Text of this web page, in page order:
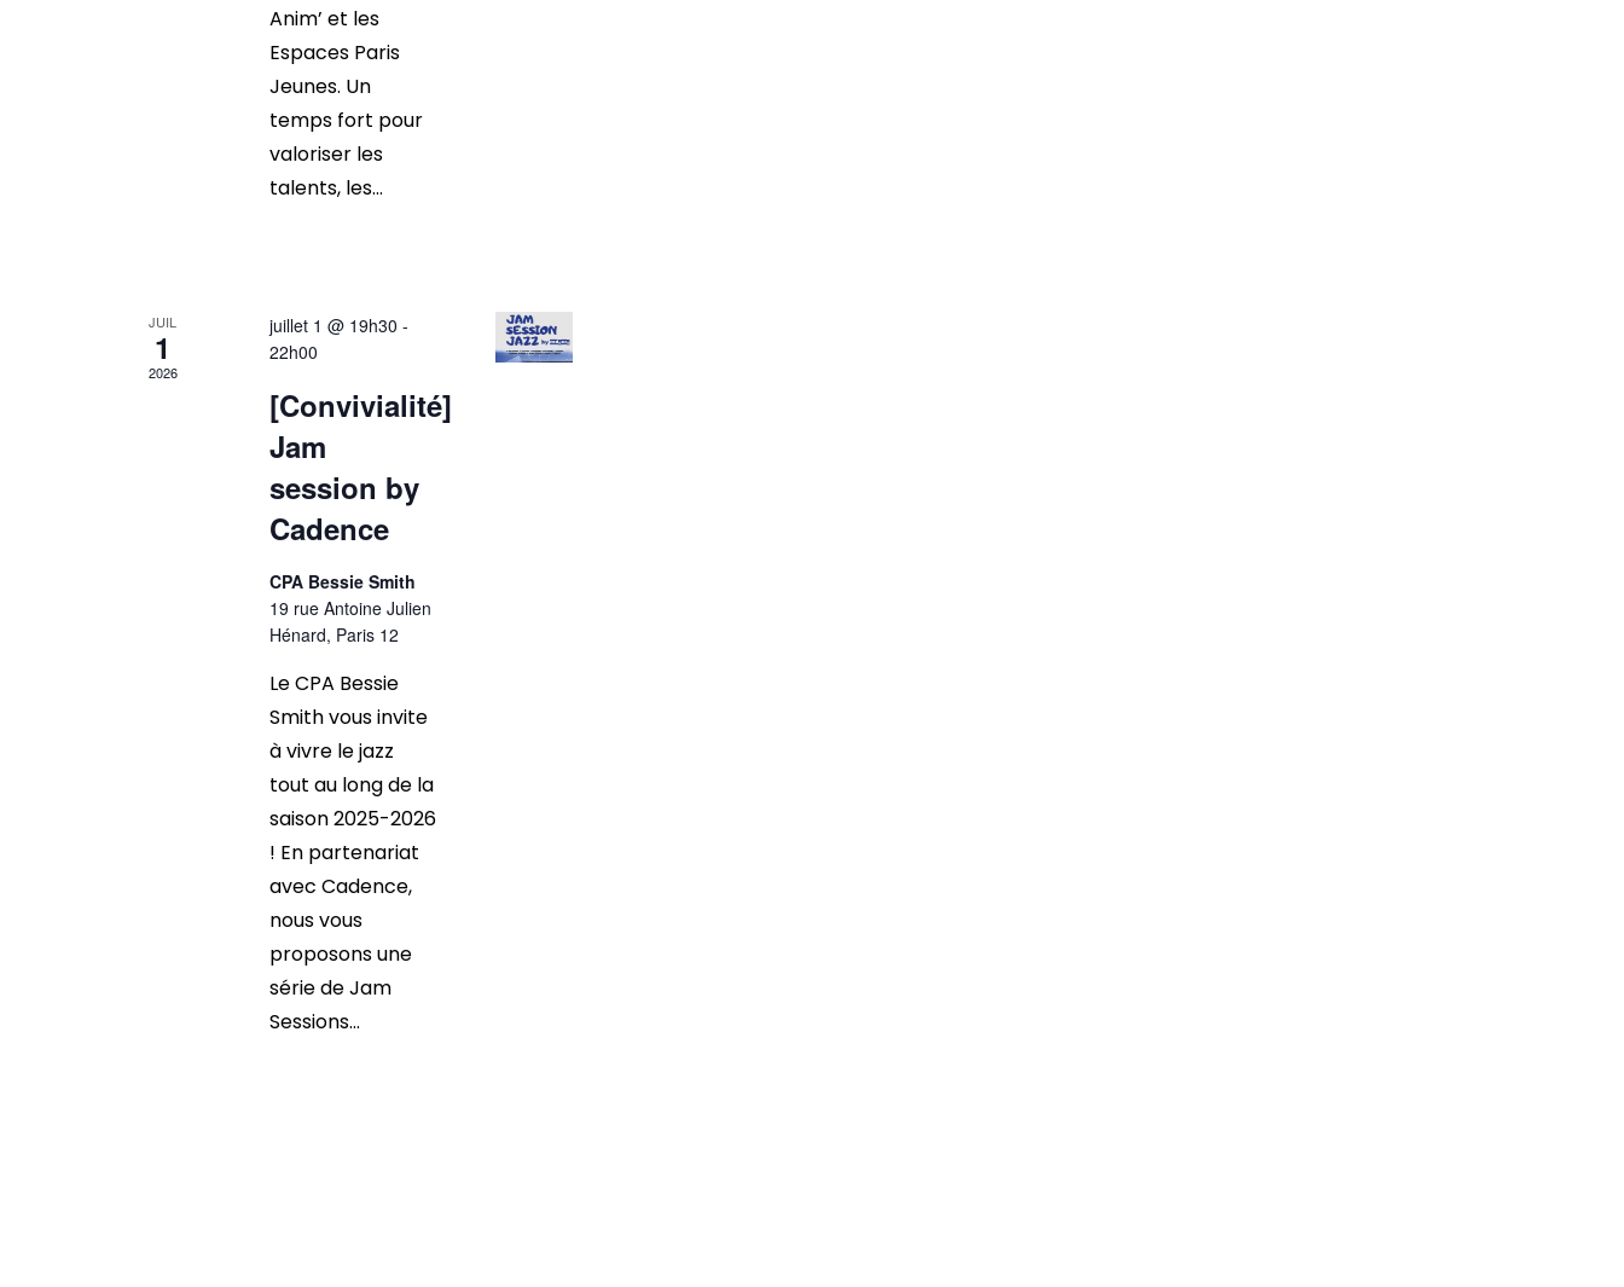
Anim’ et les
Espaces Paris
Jeunes. Un
temps fort pour
valoriser les
talents, les...
JUIL
1
2026
juillet 1 @ 19h30 -
22h00
[Convivialité]
Jam
session by
Cadence
CPA Bessie Smith
19 rue Antoine Julien
Hénard, Paris 12
Le CPA Bessie
Smith vous invite
à vivre le jazz
tout au long de la
saison 2025-2026
! En partenariat
avec Cadence,
nous vous
proposons une
série de Jam
Sessions...